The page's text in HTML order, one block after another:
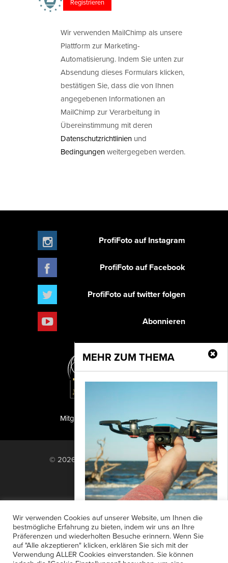
Wir verwenden MailChimp als unsere
Plattform zur Marketing-
Automatisierung. Indem Sie unten zur
Absendung dieses Formulars klicken,
bestätigen Sie, dass die von Ihnen
angegebenen Informationen an
MailChimp zur Verarbeitung in
Übereinstimmung mit deren
Datenschutzrichtlinien und
Bedingungenweitergegeben werden.
MEHR ZUM THEMA
Fragen zur neuen EU
Drohnenverordnung
ProfiFoto im Gepräch mit Christian
ProfiFoto auf Instagram
ProfiFoto auf Facebook
ProfiFoto auf twitter folgen
Abonnieren
PF Publishing GmbH
Mitglied der TIPA
© 2026 PF Publishing GmbH. All rights
reserved.
Nach oben
Anzeigensuche
Shop
Zahlungsarten
Widerrufsbelehrung
Datenschutz
AGB
Newsletter-Anmeldung
Wir verwenden Cookies auf unserer Website, um Ihnen die
bestmögliche Erfahrung zu bieten, indem wir uns an Ihre
Präferenzen und wiederholten Besuche erinnern. Wenn Sie
auf "Alle akzeptieren" klicken, erklären Sie sich mit der
Verwendung ALLER Cookies einverstanden. Sie können